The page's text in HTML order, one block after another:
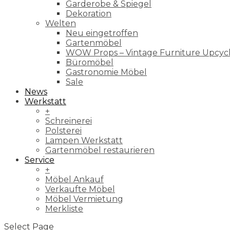
Garderobe & Spiegel
Dekoration
Welten
Neu eingetroffen
Gartenmöbel
WOW Props – Vintage Furniture
Büromöbel
Gastronomie Möbel
Sale
News
Werkstatt
+
Schreinerei
Polsterei
Lampen Werkstatt
Gartenmöbel restaurieren
Service
+
Möbel Ankauf
Verkaufte Möbel
Möbel Vermietung
Merkliste
Select Page